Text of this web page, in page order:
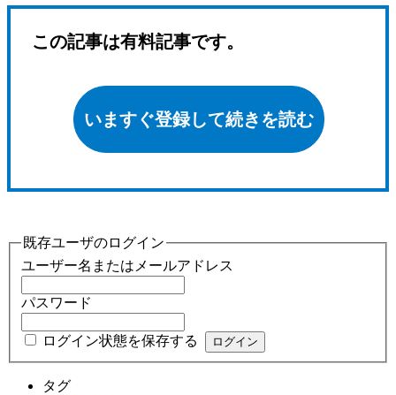
この記事は有料記事です。
いますぐ登録して続きを読む
既存ユーザのログイン
ユーザー名またはメールアドレス
パスワード
ログイン状態を保存する
タグ